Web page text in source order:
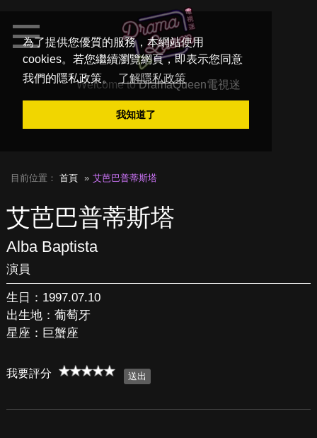
為了提供您優質的服務，本網站使用
cookies。若您繼續瀏覽網頁，即表示您同意
我們的隱私政策。
了解隱私政策
我知道了
Welcome toDramaQueen電視迷
目前位置： 首頁 艾芭巴普蒂斯塔
艾芭巴普蒂斯塔
Alba Baptista
演員
生日：1997.07.10
出生地：葡萄牙
星座：巨蟹座
我要評分